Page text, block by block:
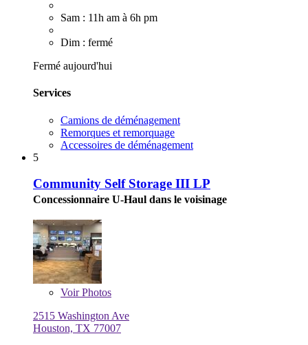
Sam : 11h am à 6h pm
Dim : fermé
Fermé aujourd'hui
Services
Camions de déménagement
Remorques et remorquage
Accessoires de déménagement
5
Community Self Storage III LP
Concessionnaire U-Haul dans le voisinage
VoirPhotos
2515 Washington Ave
Houston, TX 77007